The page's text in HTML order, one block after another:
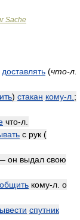
Sache
доставлять (что-л.
) стакан кому-л. ;
что-л.
с рук (
он выдал свою
кому-л. о
спутник